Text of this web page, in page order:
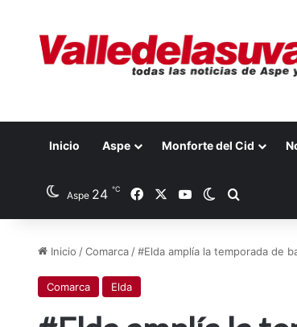
Inicio Aspe Monforte del Cid
Aspe 24 ℃ FacebookYouTubeSwitch skin
Inicio /Comarca /#Elda amplía la temporada de
Comarca Elda